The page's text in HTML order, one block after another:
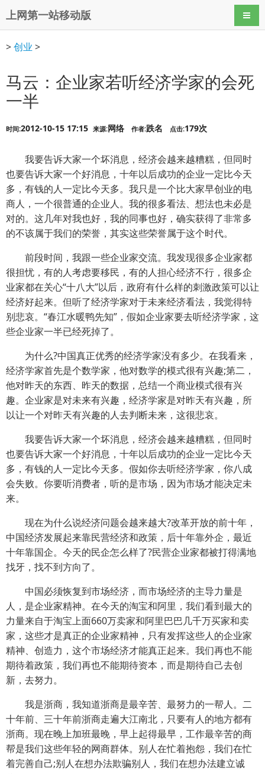
上网第一站移动版 导航
>创业 >
马云：企业家若听经济学家的会死
一半
时间:2012-10-15 17:15 来源:网络 作者:跌名 点击:179次
我要告诉大家一个坏消息，经济会越来越糟糕，但同时
也要告诉大家一个好消息，十年以后成功的企业一定比今天
多，有钱的人一定比今天多。我只是一个比大家早创业的电
商人，一个很普通的企业人。我的很多看法、想法也未必是
对的。这几年对我也好，我的同事也好，确实获得了非常多
的不该属于我们的荣誉，其实这些荣誉属于这个时代。
前段时间，我跟一些企业家交流。我发现很多企业家都
很担忧，有的人考虑要移民，有的人担心经济不行，很多企
业家都在关心“十八大”以后，政府有什么样的刺激政策可以让
经济好起来。但听了经济学家对于未来经济看法，我觉得特
别悲哀。“春江水暖鸭先知”，假如企业家要去听经济学家，这
些企业家一半已经死掉了。
为什么?中国真正优秀的经济学家没有多少。在我看来，
经济学家首先是个数学家，他对数学的模式很有兴趣;第二，
他对昨天的东西、昨天的数据，总结一个商业模式很有兴
趣。企业家是对未来有兴趣，经济学家是对昨天有兴趣，所
以让一个对昨天有兴趣的人去判断未来，这很悲哀。
我要告诉大家一个坏消息，经济会越来越糟糕，但同时
也要告诉大家一个好消息，十年以后成功的企业一定比今天
多，有钱的人一定比今天多。假如你去听经济学家，你八成
会失败。你要听消费者，听的是市场，因为市场才能决定未
来。
现在为什么说经济问题会越来越大?改革开放的前十年，
中国经济发展起来靠民营经济和政策，后十年靠外企，最近
十年靠国企。今天的民企怎么样了?民营企业家都被打得满地
找牙，找不到方向了。
中国必须恢复到市场经济，而市场经济的主导力量是
人，是企业家精神。在今天的淘宝和阿里，我们看到最大的
力量来自于淘宝上面660万卖家和阿里巴巴几千万买家和卖
家，这些才是真正的企业家精神，只有发挥这些人的企业家
精神、创造力，这个市场经济才能真正起来。我们再也不能
期待着政策，我们再也不能期待资本，而是期待自己去创
新，去努力。
我是浙商，我知道浙商是最辛苦、最努力的一帮人。二
十年前、三十年前浙商走遍大江南北，只要有人的地方都有
浙商。现在晚上加班最晚，早上起得最早，工作最辛苦的商
帮是我们这些年轻的网商群体。别人在忙着抱怨，我们在忙
着完善自己;别人在想办法欺骗别人，我们在想办法建立诚